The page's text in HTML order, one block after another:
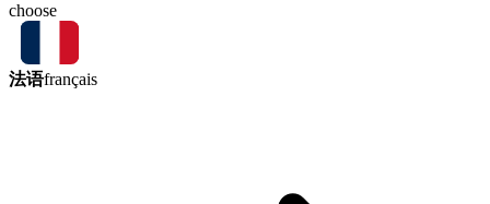
choose
法语français